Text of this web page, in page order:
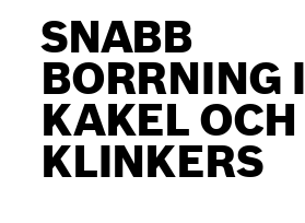
SNABB
BORRNING I
KAKEL OCH
KLINKERS